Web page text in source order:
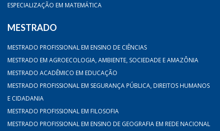
ESPECIALIZAÇÃO EM MATEMÁTICA
MESTRADO
MESTRADO PROFISSIONAL EM ENSINO DE CIÊNCIAS
MESTRADO EM AGROECOLOGIA, AMBIENTE, SOCIEDADE E AMAZÔNIA
MESTRADO ACADÊMICO EM EDUCAÇÃO
MESTRADO PROFISSIONAL EM SEGURANÇA PÚBLICA, DIREITOS HUMANOS
E CIDADANIA
MESTRADO PROFISSIONAL EM FILOSOFIA
MESTRADO PROFISSIONAL EM ENSINO DE GEOGRAFIA EM REDE NACIONAL